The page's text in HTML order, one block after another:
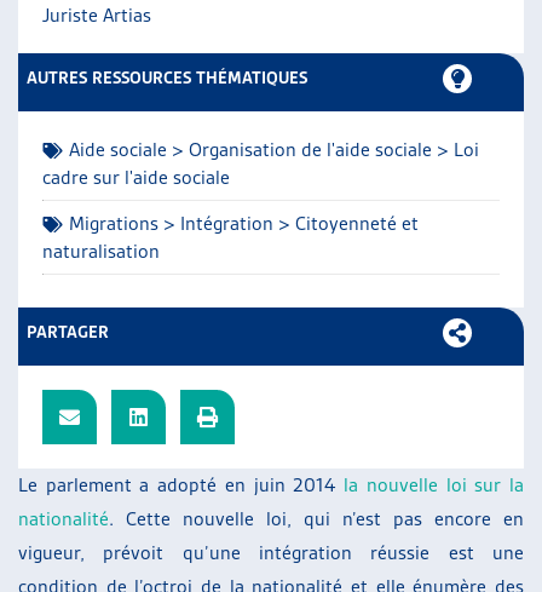
THÉMATIQUES
GUIDE SOCIAL ROMAND
L’ASSOCIATION
PROJETS ET ACTIVITÉS
JOURNÉES D’AUTOMNE
Le parlement a adopté en juin 2014 la nouvelle loi sur la
nationalité. Cette nouvelle loi, qui n’est pas encore en
vigueur, prévoit qu’une intégration réussie est une
condition de l’octroi de la nationalité et elle énumère des
Juriste Artias
AUTRES RESSOURCES THÉMATIQUES
Aide sociale > Organisation de l'aide sociale > Loi
cadre sur l'aide sociale
Migrations > Intégration > Citoyenneté et
naturalisation
PARTAGER